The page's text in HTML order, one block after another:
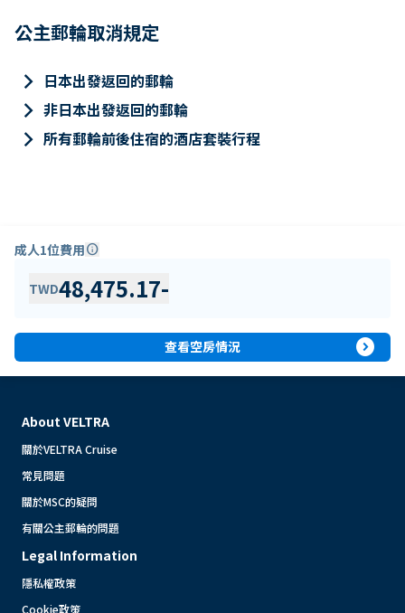
公主郵輪取消規定
keyboard_arrow_right 日本出發返回的郵輪
keyboard_arrow_right 非日本出發返回的郵輪
keyboard_arrow_right 所有郵輪前後住宿的酒店套裝行程
成人1位費用info
TWD48,475.17-
查看空房情況 expand_circle_right
About VELTRA
關於VELTRA Cruise
常見問題
關於MSC的疑問
有關公主郵輪的問題
Legal Information
隱私權政策
Cookie政策